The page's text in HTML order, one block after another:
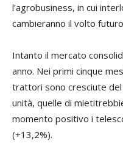
l’agrobusiness, in cui
cambieranno il volto
Intanto il mercato
anno. Nei primi cinque
trattori sono cresciute
unità, quelle di
momento positivo i
(+13,2%).